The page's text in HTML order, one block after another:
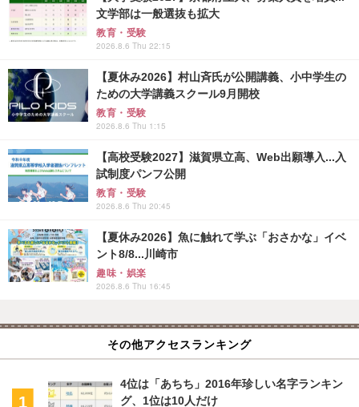
文学部は一般選抜も拡大
教育・受験
2026.8.6 Thu 22:15
【夏休み2026】村山斉氏が公開講義、小中学生の
ための大学講義スクール9月開校
教育・受験
2026.8.6 Thu 1:15
【高校受験2027】滋賀県立高、Web出願導入...入
試制度パンフ公開
教育・受験
2026.8.6 Thu 20:45
【夏休み2026】魚に触れて学ぶ「おさかな」イベ
ント8/8...川崎市
趣味・娯楽
2026.8.6 Thu 16:45
その他アクセスランキング
4位は「あちち」2016年珍しい名字ランキン
グ、1位は10人だけ